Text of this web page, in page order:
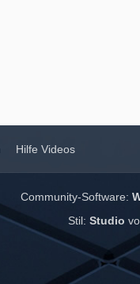
Hilfe Videos
Community-Software:
Stil: Studio